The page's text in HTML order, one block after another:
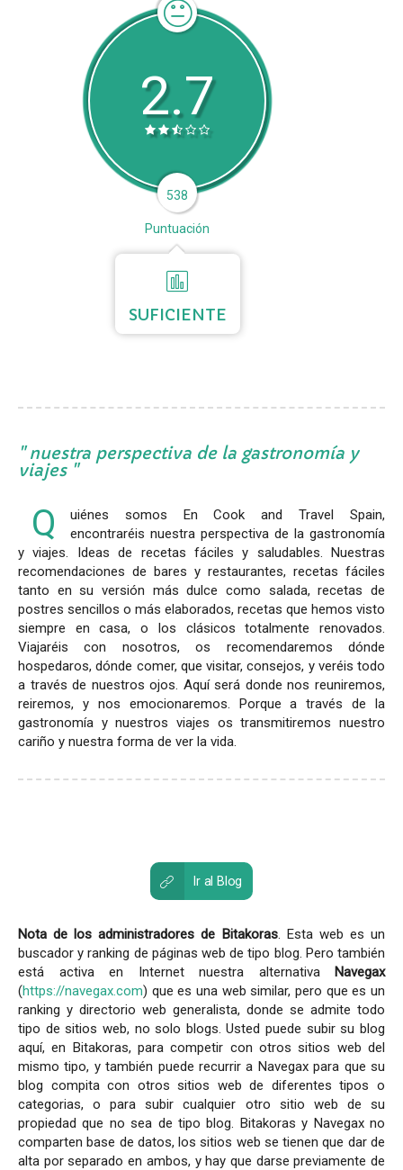
2.7
538
Puntuación
SUFICIENTE
nuestra perspectiva de la gastronomía y
viajes
Q
uiénes somos En Cook and Travel Spain,
encontraréis nuestra perspectiva de la gastronomía
y viajes. Ideas de recetas fáciles y saludables. Nuestras
recomendaciones de bares y restaurantes, recetas fáciles
tanto en su versión más dulce como salada, recetas de
postres sencillos o más elaborados, recetas que hemos visto
siempre en casa, o los clásicos totalmente renovados.
Viajaréis con nosotros, os recomendaremos dónde
hospedaros, dónde comer, que visitar, consejos, y veréis todo
a través de nuestros ojos. Aquí será donde nos reuniremos,
reiremos, y nos emocionaremos. Porque a través de la
gastronomía y nuestros viajes os transmitiremos nuestro
cariño y nuestra forma de ver la vida.
Ir al Blog
Nota de los administradores de Bitakoras. Esta web es un
buscador y ranking de páginas web de tipo blog. Pero también
está activa en Internet nuestra alternativa Navegax
(https://navegax.com) que es una web similar, pero que es un
ranking y directorio web generalista, donde se admite todo
tipo de sitios web, no solo blogs. Usted puede subir su blog
aquí, en Bitakoras, para competir con otros sitios web del
mismo tipo, y también puede recurrir a Navegax para que su
blog compita con otros sitios web de diferentes tipos o
categorias, o para subir cualquier otro sitio web de su
propiedad que no sea de tipo blog. Bitakoras y Navegax no
comparten base de datos, los sitios web se tienen que dar de
alta por separado en ambos, y hay que darse previamente de